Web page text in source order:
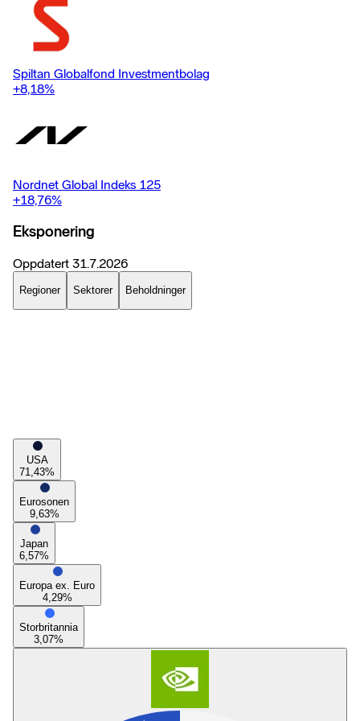
Spiltan Globalfond Investmentbolag
+8,18%
Nordnet Global Indeks 125
+18,76%
Eksponering
Oppdatert 31.7.2026
Regioner Sektorer Beholdninger
USA
71,43%
Eurosonen
9,63%
Japan
6,57%
Europa ex. Euro
4,29%
Storbritannia
3,07%